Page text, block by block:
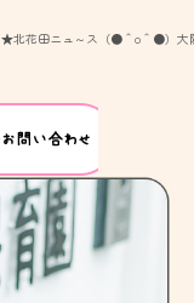
★北花田ニュ～ス（●＾o＾●）大